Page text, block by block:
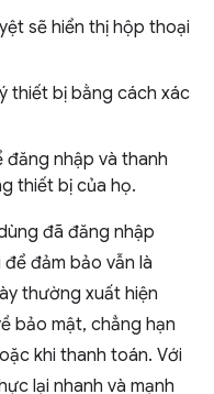
sẽ hiển thị hộp thoại
thiết bị bằng cách xác
đăng nhập và thanh
thiết bị của họ.
đã đăng nhập
đảm bảo vẫn là
thường xuất hiện
bảo mật, chẳng hạn
khi thanh toán. Với
lại nhanh và mạnh